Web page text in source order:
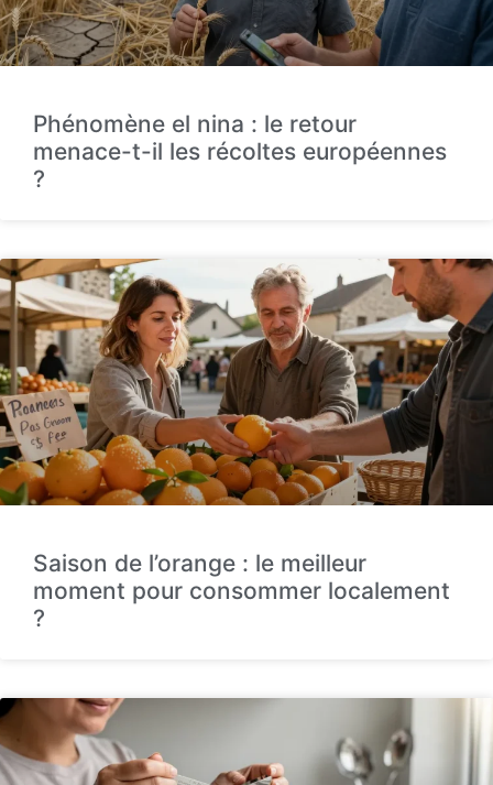
Phénomène el nina : le retour
menace-t-il les récoltes européennes
?
Saison de l’orange : le meilleur
moment pour consommer localement
?